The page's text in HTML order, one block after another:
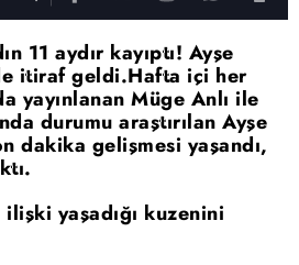
11 aydır kayıptı! Ayşe
itiraf geldi.Hafta içi her
yayınlanan Müge Anlı ile
durumu araştırılan Ayşe
dakika gelişmesi yaşandı,
yaşadığı kuzenini